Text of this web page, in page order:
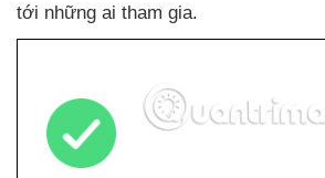
tới những ai tham gia.